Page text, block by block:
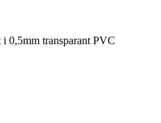
0,5mm transparant PVC